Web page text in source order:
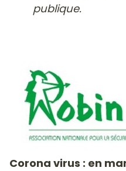
publique.
Corona virus : en